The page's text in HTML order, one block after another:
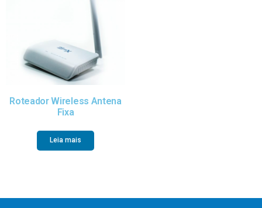
Roteador Wireless Antena
Fixa
Leia mais